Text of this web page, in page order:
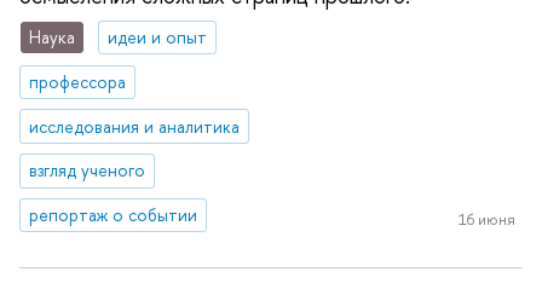
Наука
идеи и опыт
профессора
исследования и аналитика
взгляд ученого
репортаж о событии
16 июня